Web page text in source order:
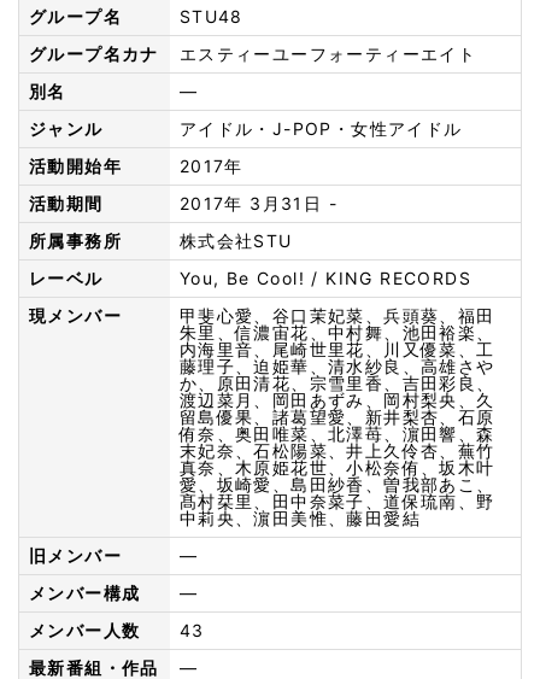
グループ名
STU48
グループ名カナ
エスティーユーフォーティーエイト
別名
—
ジャンル
アイドル・J-POP・女性アイドル
活動開始年
2017年
活動期間
2017年 3月31日 -
所属事務所
株式会社STU
レーベル
You, Be Cool! / KING RECORDS
現メンバー
甲斐心愛、谷口茉妃菜、兵頭葵、福田
朱里、信濃宙花、中村舞、池田裕楽、
内海里音、尾崎世里花、川又優菜、工
藤理子、迫姫華、清水紗良、高雄さや
か、原田清花、宗雪里香、吉田彩良、
渡辺菜月、岡田あずみ、岡村梨央、久
留島優果、諸葛望愛、新井梨杏、石原
侑奈、奥田唯菜、北澤苺、濵田響、森
末妃奈、石松陽菜、井上久伶杏、蕪竹
真奈、木原姫花世、小松奈侑、坂木叶
愛、坂崎愛、島田紗香、曽我部あこ、
髙村栞里、田中奈菜子、道保琉南、野
中莉央、濵田美惟、藤田愛結
旧メンバー
—
メンバー構成
—
メンバー人数
43
最新番組・作品
—